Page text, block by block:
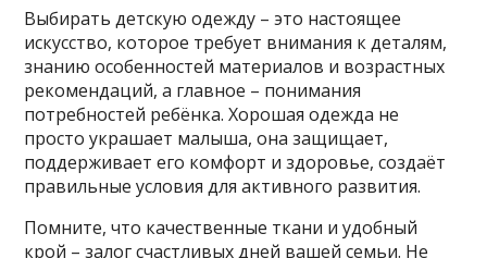
Выбирать детскую одежду – это настоящее
искусство, которое требует внимания к деталям,
знанию особенностей материалов и возрастных
рекомендаций, а главное – понимания
потребностей ребёнка. Хорошая одежда не
просто украшает малыша, она защищает,
поддерживает его комфорт и здоровье, создаёт
правильные условия для активного развития.
Помните, что качественные ткани и удобный
крой – залог счастливых дней вашей семьи. Не